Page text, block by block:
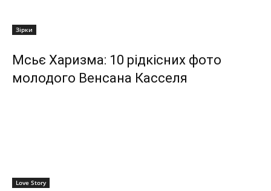
Зірки
Мсьє Харизма: 10 рідкісних фото
молодого Венсана Касселя
Love Story